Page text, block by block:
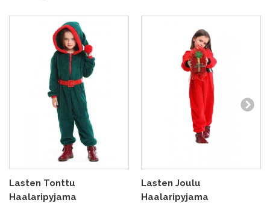
Lasten Tonttu
Haalaripyjama
Lasten Joulu
Haalaripyjama